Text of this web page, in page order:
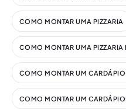
COMO MONTAR UMA PIZZARIA
COMO MONTAR UMA PIZZARIA
COMO MONTAR UM CARDÁPIO
COMO MONTAR UM CARDÁPIO